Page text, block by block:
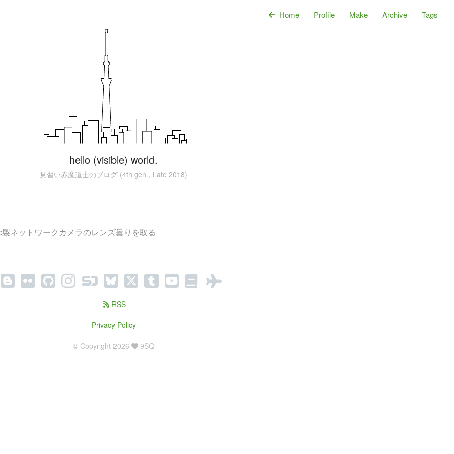
Home Profile Make Archive Tags
hello (visible) world.
見習い赤魔道士のブログ (4th gen., Late 2018)
ネットワークカメラのレンズ曇りを取る
RSS
Privacy Policy
© Copyright 2026 9SQ